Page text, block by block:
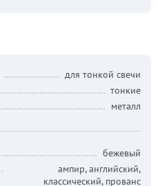
для тонкой свечи
тонкие
металл
бежевый
ампир, английский,
классический, прованс